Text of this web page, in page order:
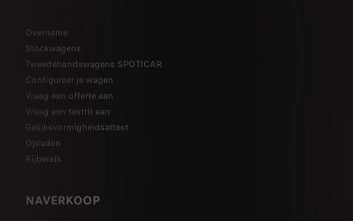
Overname
Stockwagens
Tweedehandswagens SPOTICAR
Configureer je wagen
Vraag een offerte aan
Vraag een testrit aan
Gelijksvormigheidsattest
Opladen
Rijbereik
NAVERKOOP